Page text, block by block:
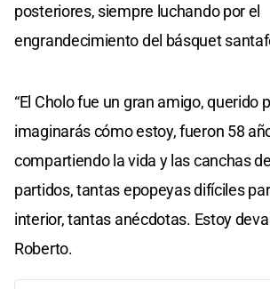
posteriores, siempre luchando por el
engrandecimiento del básquet
“El Cholo fue un gran amigo, querido
imaginarás cómo estoy, fueron 58
compartiendo la vida y las canchas
partidos, tantas epopeyas difíciles
interior, tantas anécdotas. Estoy
Roberto.